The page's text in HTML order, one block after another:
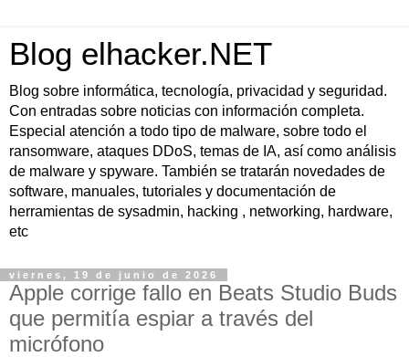
Blog elhacker.NET
Blog sobre informática, tecnología, privacidad y seguridad.
Con entradas sobre noticias con información completa.
Especial atención a todo tipo de malware, sobre todo el
ransomware, ataques DDoS, temas de IA, así como análisis
de malware y spyware. También se tratarán novedades de
software, manuales, tutoriales y documentación de
herramientas de sysadmin, hacking , networking, hardware,
etc
viernes, 19 de junio de 2026
Apple corrige fallo en Beats Studio Buds
que permitía espiar a través del
micrófono